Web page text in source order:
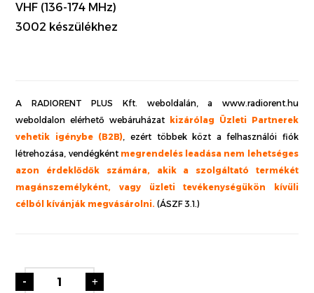
VHF (136-174 MHz)
3002 készülékhez
A RADIORENT PLUS Kft. weboldalán, a www.radiorent.hu
weboldalon elérhető webáruházat
kizárólag Üzleti Partnerek
vehetik igénybe (B2B), ezért többek közt a felhasználói fiók
létrehozása, vendégként megrendelés leadása nem lehetséges
azon érdeklődők számára, akik a szolgáltató termékét
magánszemélyként, vagy üzleti tevékenységükön kívüli
célból kívánják megvásárolni.(ÁSZF 3.1.)
- +